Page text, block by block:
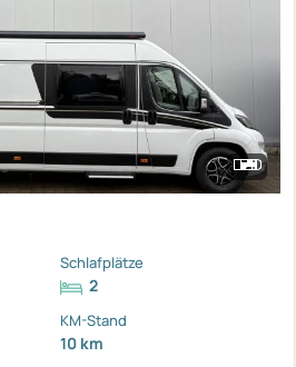
Schlafplätze
2
KM-Stand
10 km